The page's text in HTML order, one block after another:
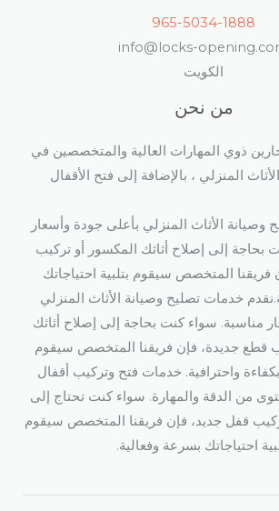
965-5034-1888
info@locks-
الكويت
من نحن
ذوي المهارات العالية والمتخصصين في
المنزلي ، بالإضافة إلى فتح الأقفال​
وصيانة الأثاث المنزلي بأعلى جودة وأسعار
بحاجة إلى إصلاح أثاثك المكسور أو تركيب
المتخصص سيقوم بتلبية احتياجاتك
خدمات تصليح وصيانة الأثاث المنزلي
مناسبة. سواء كنت بحاجة إلى إصلاح أثاثك
قطع جديدة، فإن فريقنا المتخصص سيقوم
بكفاءة واحترافية. خدمات فتح وتركيب أقفال
من الدقة والمهارة. سواء كنت تحتاج إلى
قفل جديد، فإن فريقنا المتخصص سيقوم
احتياجاتك بسرعة وفعالية.